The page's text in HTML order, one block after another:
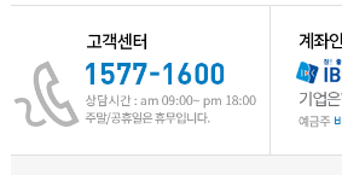
2019년 02월 방송일정입니다.